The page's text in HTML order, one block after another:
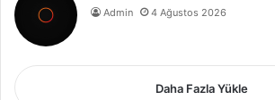
Admin 4 Ağustos 2026
Daha Fazla Yükle